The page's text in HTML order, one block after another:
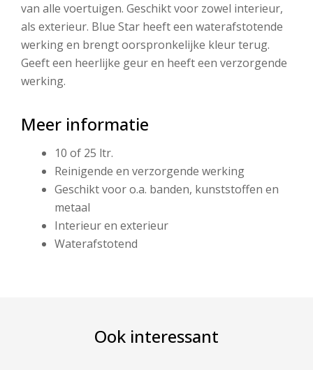
van alle voertuigen. Geschikt voor zowel interieur,
als exterieur. Blue Star heeft een waterafstotende
werking en brengt oorspronkelijke kleur terug.
Geeft een heerlijke geur en heeft een verzorgende
werking.
Meer informatie
10 of 25 ltr.
Reinigende en verzorgende werking
Geschikt voor o.a. banden, kunststoffen en
metaal
Interieur en exterieur
Waterafstotend
Ook interessant